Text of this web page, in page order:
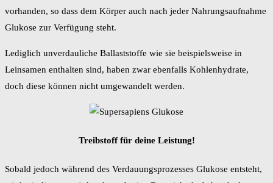
vorhanden, so dass dem Körper auch nach jeder Nahrungsaufnahme
Glukose zur Verfügung steht.
Lediglich unverdauliche Ballaststoffe wie sie beispielsweise in
Leinsamen enthalten sind, haben zwar ebenfalls Kohlenhydrate,
doch diese können nicht umgewandelt werden.
Treibstoff für deine Leistung!
Sobald jedoch während des Verdauungsprozesses Glukose entsteht,